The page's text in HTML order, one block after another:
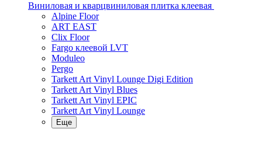
Виниловая и кварцвиниловая плитка клеевая
Alpine Floor
ART EAST
Clix Floor
Fargo клеевой LVT
Moduleo
Pergo
Tarkett Art Vinyl Lounge Digi Edition
Tarkett Art Vinyl Blues
Tarkett Art Vinyl EPIC
Tarkett Art Vinyl Lounge
Еще